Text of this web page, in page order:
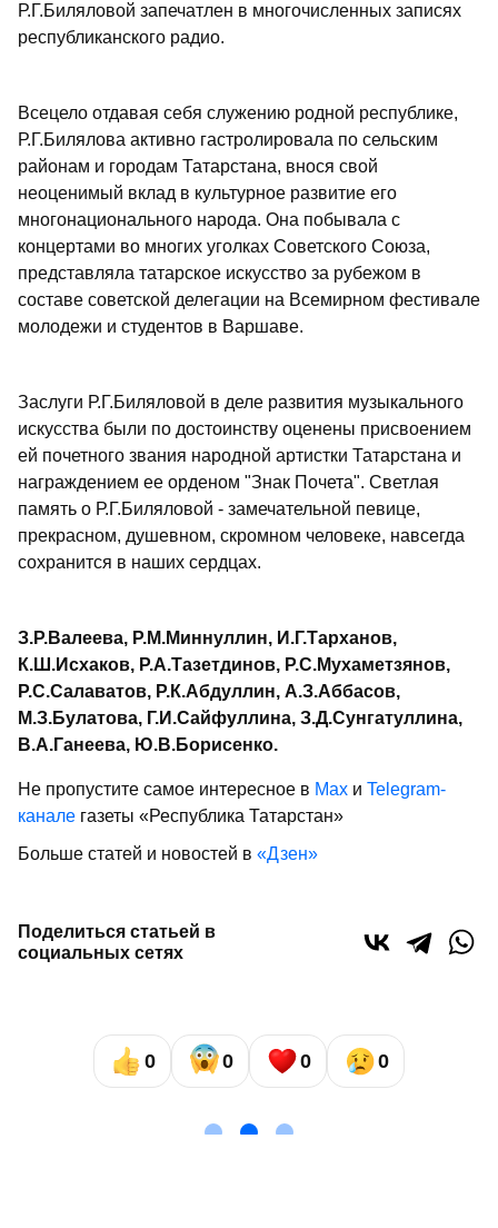
Р.Г.Биляловой запечатлен в многочисленных записях
республиканского радио.
Всецело отдавая себя служению родной республике,
Р.Г.Билялова активно гастролировала по сельским
районам и городам Татарстана, внося свой
неоценимый вклад в культурное развитие его
многонационального народа. Она побывала с
концертами во многих уголках Советского Союза,
представляла татарское искусство за рубежом в
составе советской делегации на Всемирном фестивале
молодежи и студентов в Варшаве.
Заслуги Р.Г.Биляловой в деле развития музыкального
искусства были по достоинству оценены присвоением
ей почетного звания народной артистки Татарстана и
награждением ее орденом "Знак Почета". Светлая
память о Р.Г.Биляловой - замечательной певице,
прекрасном, душевном, скромном человеке, навсегда
сохранится в наших сердцах.
З.Р.Валеева, Р.М.Миннуллин, И.Г.Тарханов,
К.Ш.Исхаков, Р.А.Тазетдинов, Р.С.Мухаметзянов,
Р.С.Салаватов, Р.К.Абдуллин, А.З.Аббасов,
М.З.Булатова, Г.И.Сайфуллина, З.Д.Сунгатуллина,
В.А.Ганеева, Ю.В.Борисенко.
Не пропустите самое интересное в Max и Telegram-
канале газеты «Республика Татарстан»
Больше статей и новостей в «Дзен»
Поделиться статьей в
социальных сетях
0 0 0 0